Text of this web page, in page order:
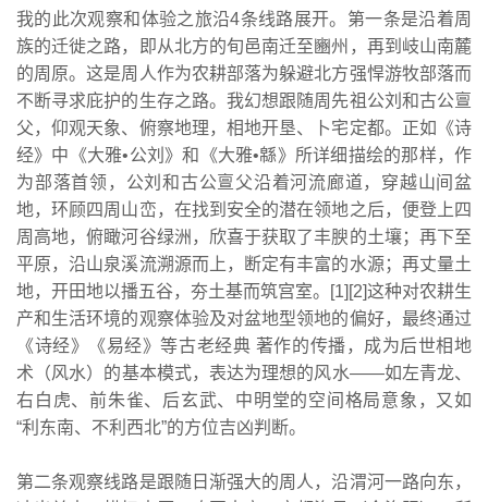
我的此次观察和体验之旅沿4条线路展开。第一条是沿着周
族的迁徙之路，即从北方的旬邑南迁至豳州，再到岐山南麓
的周原。这是周人作为农耕部落为躲避北方强悍游牧部落而
不断寻求庇护的生存之路。我幻想跟随周先祖公刘和古公亶
父，仰观天象、俯察地理，相地开垦、卜宅定都。正如《诗
经》中《大雅•公刘》和《大雅•緜》所详细描绘的那样，作
为部落首领，公刘和古公亶父沿着河流廊道，穿越山间盆
地，环顾四周山峦，在找到安全的潜在领地之后，便登上四
周高地，俯瞰河谷绿洲，欣喜于获取了丰腴的土壤；再下至
平原，沿山泉溪流溯源而上，断定有丰富的水源；再丈量土
地，开田地以播五谷，夯土基而筑宫室。[1][2]这种对农耕生
产和生活环境的观察体验及对盆地型领地的偏好，最终通过
《诗经》《易经》等古老经典 著作的传播，成为后世相地
术（风水）的基本模式，表达为理想的风水——如左青龙、
右白虎、前朱雀、后玄武、中明堂的空间格局意象，又如
“利东南、不利西北”的方位吉凶判断。
第二条观察线路是跟随日渐强大的周人，沿渭河一路向东，